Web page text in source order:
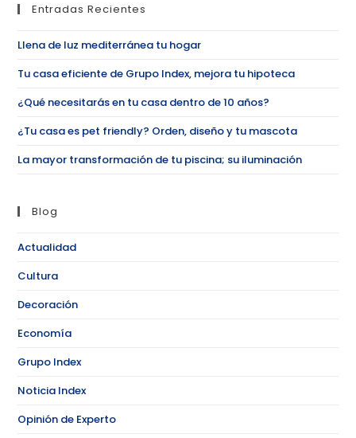
Entradas Recientes
Llena de luz mediterránea tu hogar
Tu casa eficiente de Grupo Index, mejora tu hipoteca
¿Qué necesitarás en tu casa dentro de 10 años?
¿Tu casa es pet friendly? Orden, diseño y tu mascota
La mayor transformación de tu piscina; su iluminación
Blog
Actualidad
Cultura
Decoración
Economía
Grupo Index
Noticia Index
Opinión de Experto